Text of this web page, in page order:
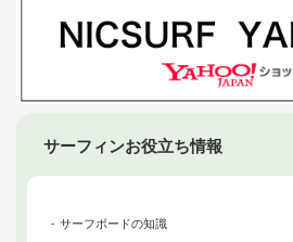
サーフィンお役立ち情報
サーフボードの知識